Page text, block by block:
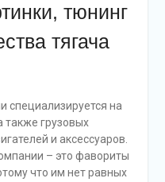
тюнинг
тягача
специализируется на
также грузовых
и аксессуаров.
– это фавориты
что им нет равных